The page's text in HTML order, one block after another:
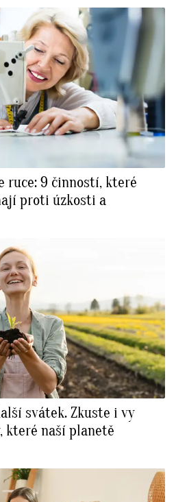
ruce: 9 činností, které
proti úzkosti a
svátek. Zkuste i vy
které naší planetě